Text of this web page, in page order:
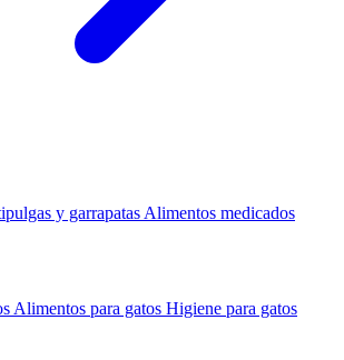
y garrapatas Alimentos medicados
Alimentos para gatos Higiene para gatos